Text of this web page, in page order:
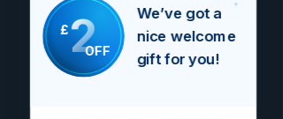
£2OFF
We’ve got a
nice welcome
gift for you!